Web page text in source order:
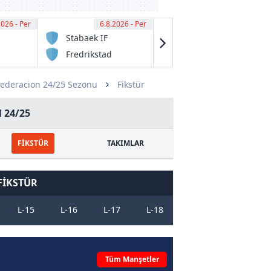
- Per 16:00
6.8.2026 - Per
Stabaek IF
Fredrikstad
24/25 Sezonu Fikstür
24/25
FİKSTÜR TAKIMLAR
L-15 L-16 L-17 L-18
Tüm Manşetler